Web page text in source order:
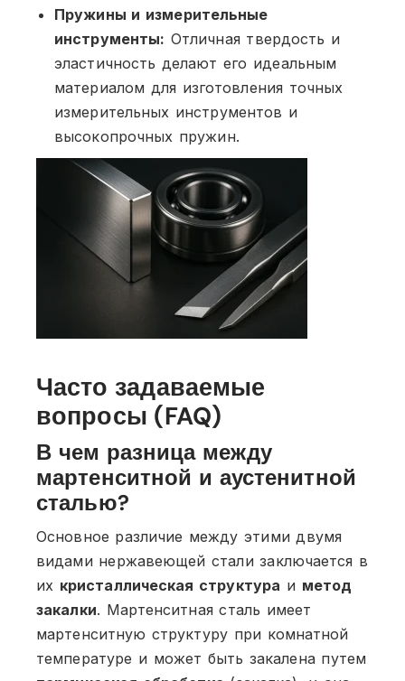
Пружины и измерительные
инструменты: Отличная твердость и
эластичность делают его идеальным
материалом для изготовления точных
измерительных инструментов и
высокопрочных пружин.
Часто задаваемые
вопросы (FAQ)
В чем разница между
мартенситной и аустенитной
сталью?
Основное различие между этими двумя
видами нержавеющей стали заключается в
их кристаллическая структура и метод
закалки. Мартенситная сталь имеет
мартенситную структуру при комнатной
температуре и может быть закалена путем